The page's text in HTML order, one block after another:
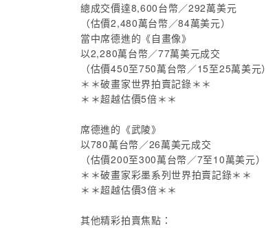
總成交價達8,600台幣／292萬美元
（估價2,480萬台幣／84萬美元）
當中席德進的《自畫像》
以2,280萬台幣／77萬美元成交
（估價450至750萬台幣／15至25萬美元）
＊＊破畫家世界拍賣記錄＊＊
＊＊超越估價5倍＊＊
席德進的《武陵》
以780萬台幣／26萬美元成交
（估價200至300萬台幣／7至10萬美元）
＊＊破畫家彩墨系列世界拍賣記錄＊＊
＊＊超越估價3倍＊＊
其他精彩拍賣焦點：